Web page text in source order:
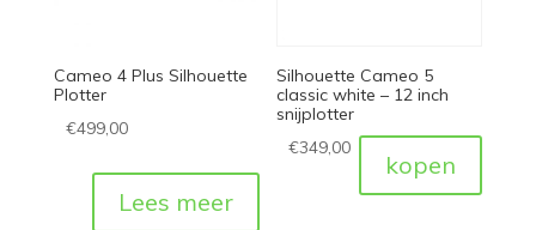
Cameo 4 Plus Silhouette
Plotter
€499,00
Lees meer
Silhouette Cameo 5
classic white – 12 inch
snijplotter
€349,00
kopen